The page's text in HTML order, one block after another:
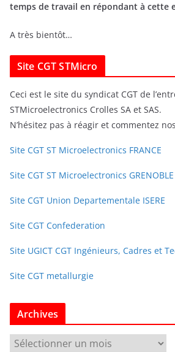
temps de travail en répondant à cette
A très bientôt…
Site CGT STMicro
Ceci est le site du syndicat CGT de
STMicroelectronics Crolles SA et SAS.
N’hésitez pas à réagir et commentez
Site CGT ST Microelectronics FRANCE
Site CGT ST Microelectronics GRENOBLE
Site CGT Union Departementale ISERE
Site CGT Confederation
Site UGICT CGT Ingénieurs, Cadres et
Site CGT metallurgie
Archives